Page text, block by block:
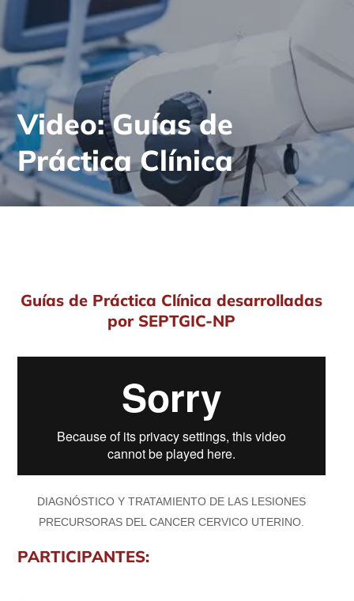
Video: Guías de
Práctica Clínica
Guías de Práctica Clínica desarrolladas
por SEPTGIC-NP
DIAGNÓSTICO Y TRATAMIENTO DE LAS LESIONES
PRECURSORAS DEL CANCER CERVICO UTERINO.
PARTICIPANTES: